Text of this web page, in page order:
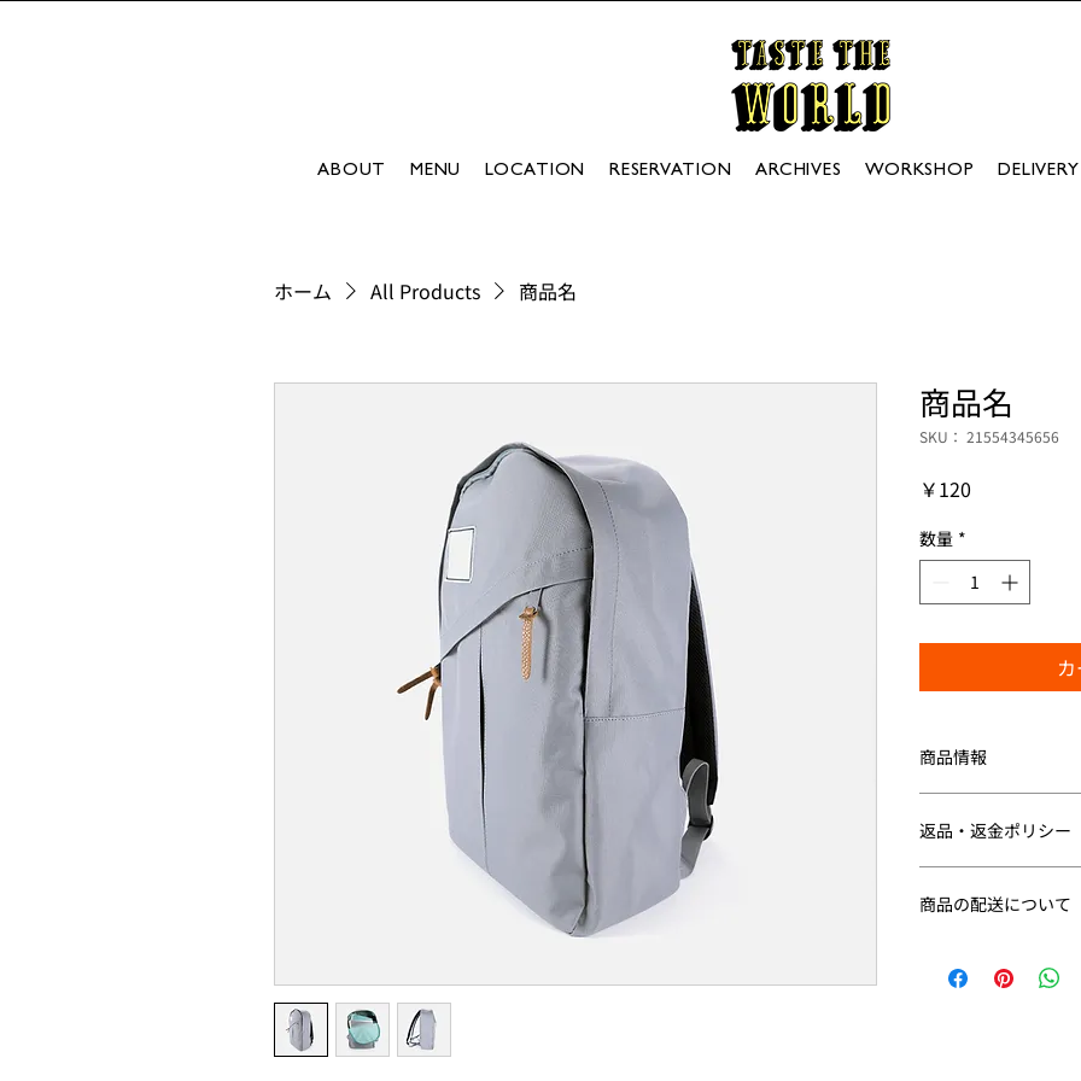
ABOUT MENU LOCATION RESERVATION ARCHIVES WORKSHOP DELIVERY
ホーム All Products 商品名
商品名
SKU： 21554345656
￥120
数量 *
商品情報
明に加え、商品の特
返品・返金ポリシー
だけなかった場合の
商品の配送について
する情報を入力し